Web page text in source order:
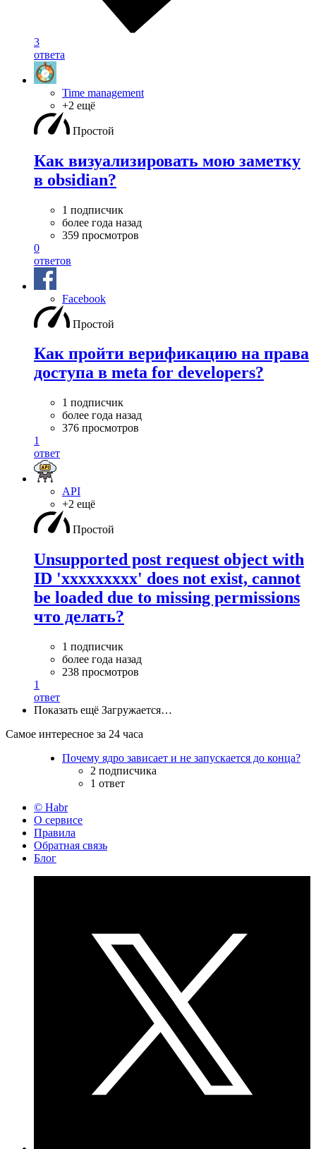
3
ответа
Time management
+2 ещё
Простой
Как визуализировать мою заметку
в obsidian?
1 подписчик
более года назад
359 просмотров
0
ответов
Facebook
Простой
Как пройти верификацию на права
доступа в meta for developers?
1 подписчик
более года назад
376 просмотров
1
ответ
API
+2 ещё
Простой
Unsupported post request object with
ID 'xxxxxxxxx' does not exist, cannot
be loaded due to missing permissions
что делать?
1 подписчик
более года назад
238 просмотров
1
ответ
Показать ещё Загружается…
Самое интересное за 24 часа
Почему ядро зависает и не запускается до конца?
2 подписчика
1 ответ
© Habr
О сервисе
Правила
Обратная связь
Блог